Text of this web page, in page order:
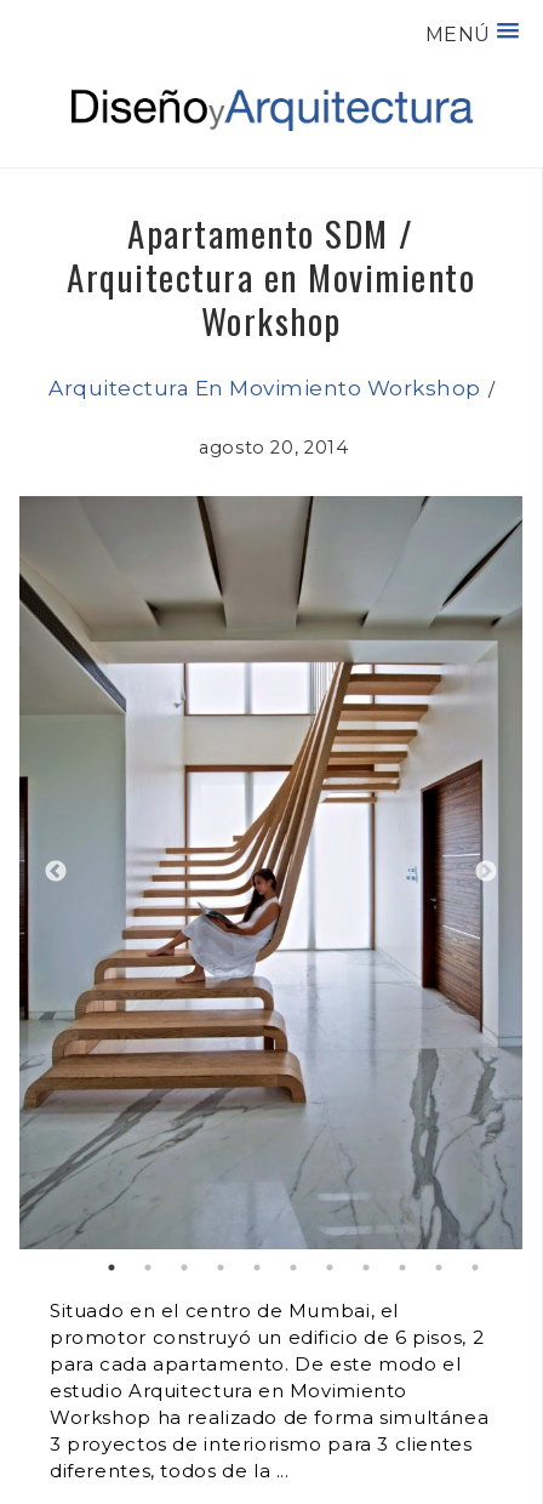
MENÚ
Apartamento SDM /
Arquitectura en Movimiento
Workshop
Arquitectura En Movimiento Workshop /
agosto 20, 2014
Situado en el centro de Mumbai, el
promotor construyó un edificio de 6 pisos, 2
para cada apartamento. De este modo el
estudio Arquitectura en Movimiento
Workshop ha realizado de forma simultánea
3 proyectos de interiorismo para 3 clientes
diferentes, todos de la